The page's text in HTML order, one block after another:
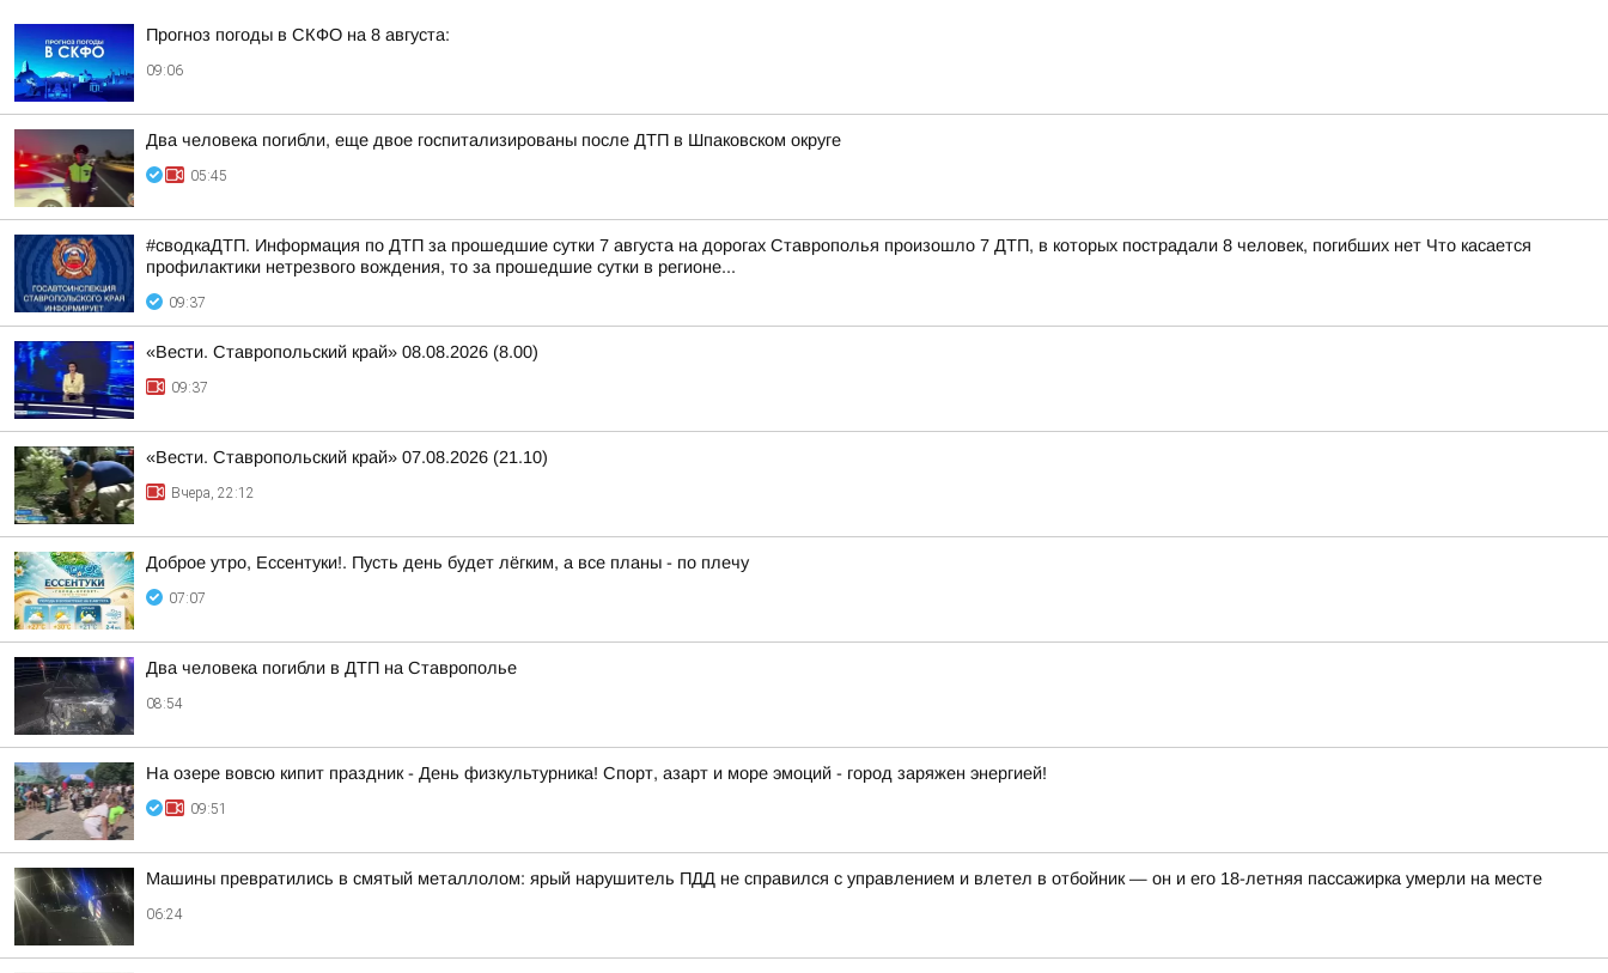
Прогноз погоды в СКФО на 8 августа:
09:06
Два человека погибли, еще двое госпитализированы после ДТП в Шпаковском округе
05:45
#сводкаДТП. Информация по ДТП за прошедшие сутки 7 августа на дорогах Ставрополья произошло 7 ДТП, в которых пострадали 8 человек, погибших нет Что касается
профилактики нетрезвого вождения, то за прошедшие сутки в регионе...
09:37
«Вести. Ставропольский край» 08.08.2026 (8.00)
09:37
«Вести. Ставропольский край» 07.08.2026 (21.10)
Вчера, 22:12
Доброе утро, Ессентуки!. Пусть день будет лёгким, а все планы - по плечу
07:07
Два человека погибли в ДТП на Ставрополье
08:54
На озере вовсю кипит праздник - День физкультурника! Спорт, азарт и море эмоций - город заряжен энергией!
09:51
Машины превратились в смятый металлолом: ярый нарушитель ПДД не справился с управлением и влетел в отбойник — он и его 18-летняя пассажирка умерли на месте
06:24